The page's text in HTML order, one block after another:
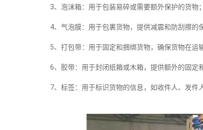
3、泡沫箱：用于包装易碎或需要额外保护的货物；
4、气泡膜：用于包裹货物，提供减震和防刮擦的
5、打包带：用于固定和捆绑货物，确保货物在运
6、胶带：用于封闭纸箱或木箱，提供额外的固定
7、标签：用于标识货物的信息，如收件人、发件